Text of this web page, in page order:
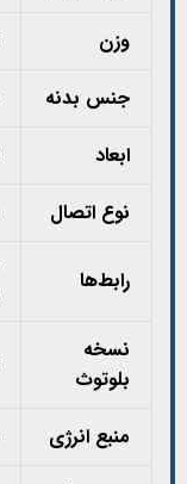
وزن
جنس بدنه
ابعاد
نوع اتصال
رابط‌ها
نسخه
بلوتوث
منبع انرژی